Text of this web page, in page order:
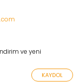
ve yeni
KAYDOL